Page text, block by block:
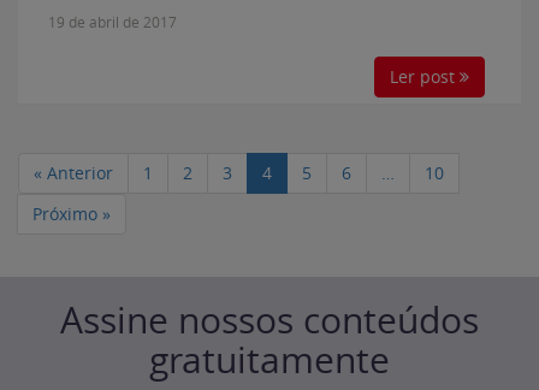
19 de abril de 2017
Ler post
« Anterior 1 2 3 4 5 6 …
10
Próximo »
Assine nossos conteúdos
gratuitamente